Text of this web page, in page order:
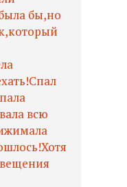
бы,но
всю